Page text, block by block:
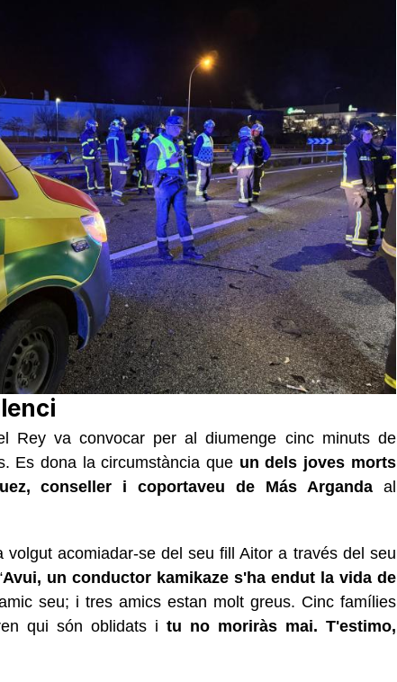
Rey va convocar per al diumenge cinc minuts de
Es dona la circumstància que un dels joves morts
conseller i coportaveu de Más Arganda al
volgut acomiadar-se del seu fill Aitor a través del seu
Avui, un conductor kamikaze s'ha endut la vida de
seu; i tres amics estan molt greus. Cinc famílies
qui són oblidats i tu no moriràs mai. T'estimo,